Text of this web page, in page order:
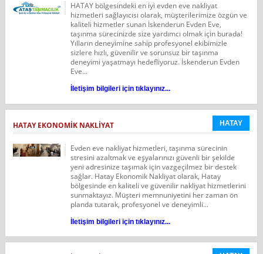
HATAY bölgesindeki en iyi evden eve nakliyat
hizmetleri sağlayıcısı olarak, müşterilerimize özgün ve
kaliteli hizmetler sunan İskenderun Evden Eve,
taşınma sürecinizde size yardımcı olmak için burada!
Yılların deneyimine sahip profesyonel ekibimizle
sizlere hızlı, güvenilir ve sorunsuz bir taşınma
deneyimi yaşatmayı hedefliyoruz. İskenderun Evden
Eve...
İletişim bilgileri için tıklayınız...
HATAY EKONOMIK NAKLIYAT HATAY
Evden eve nakliyat hizmetleri, taşınma sürecinin
stresini azaltmak ve eşyalarınızı güvenli bir şekilde
yeni adresinize taşımak için vazgeçilmez bir destek
sağlar. Hatay Ekonomik Nakliyat olarak, Hatay
bölgesinde en kaliteli ve güvenilir nakliyat hizmetlerini
sunmaktayız. Müşteri memnuniyetini her zaman ön
planda tutarak, profesyonel ve deneyimli...
İletişim bilgileri için tıklayınız...